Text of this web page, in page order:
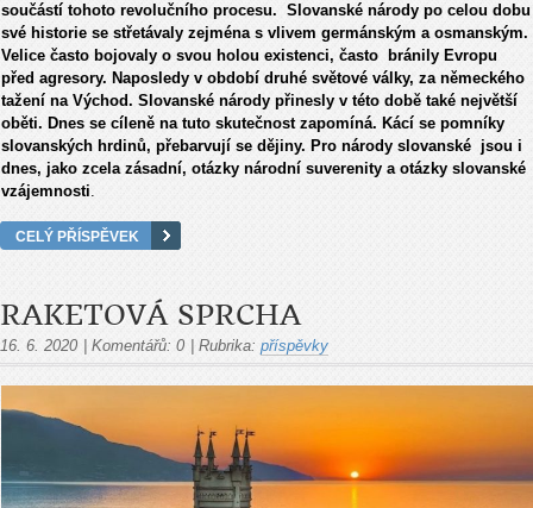
součástí tohoto revolučního procesu. Slovanské národy po celou dobu
své historie se střetávaly zejména s vlivem germánským a osmanským.
Velice často bojovaly o svou holou existenci, často bránily Evropu
před agresory. Naposledy v období druhé světové války, za německého
tažení na Východ. Slovanské národy přinesly v této době také největší
oběti. Dnes se cíleně na tuto skutečnost zapomíná. Kácí se pomníky
slovanských hrdinů, přebarvují se dějiny. Pro národy slovanské jsou i
dnes, jako zcela zásadní, otázky národní suverenity a otázky slovanské
vzájemnosti.
CELÝ PŘÍSPĚVEK
RAKETOVÁ SPRCHA
16. 6. 2020 Komentářů: 0 Rubrika: příspěvky